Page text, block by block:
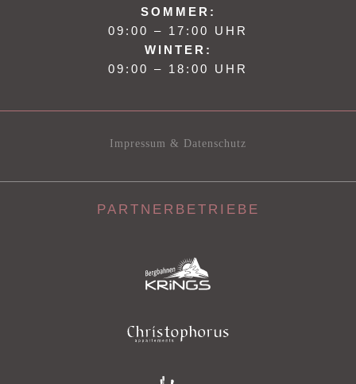
SOMMER:
09:00 – 17:00 UHR
WINTER:
09:00 – 18:00 UHR
Impressum & Datenschutz
PARTNERBETRIEBE